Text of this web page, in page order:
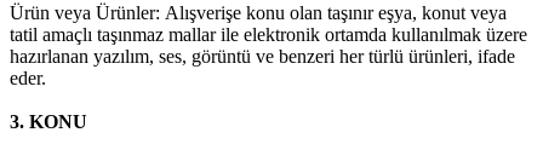
Ürün veya Ürünler: Alışverişe konu olan taşınır eşya, konut veya
tatil amaçlı taşınmaz mallar ile elektronik ortamda kullanılmak üzere
hazırlanan yazılım, ses, görüntü ve benzeri her türlü ürünleri, ifade
eder.
3. KONU